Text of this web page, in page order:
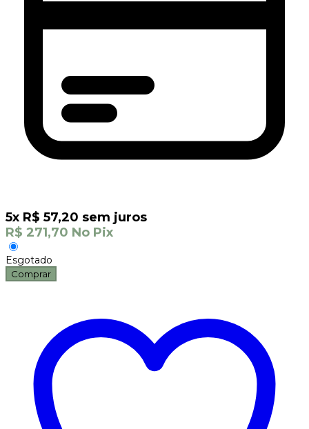
5x R$ 57,20 sem juros
R$ 271,70 No Pix
Esgotado
Comprar